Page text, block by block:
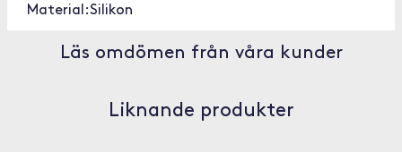
Material:Silikon
Läs omdömen från våra kunder
Liknande produkter